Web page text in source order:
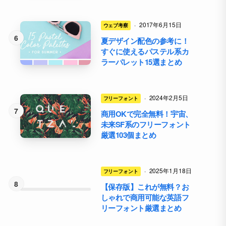
ウェブ考察 · 2017年6月15日
夏デザイン配色の参考に！
すぐに使えるパステル系カ
ラーパレット15選まとめ
フリーフォント · 2024年2月5日
商用OKで完全無料！宇宙、
未来SF系のフリーフォント
厳選103個まとめ
フリーフォント · 2025年1月18日
【保存版】これが無料？お
しゃれで商用可能な英語フ
リーフォント厳選まとめ